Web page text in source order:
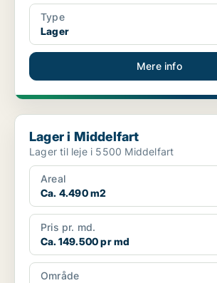
Type
Lager
Mere info
Lager i Middelfart
Lager i Middelfart
Lager til leje i 5500 Middelfart
Areal
Ca. 4.490 m2
Pris pr. md.
Ca. 149.500 pr md
Område